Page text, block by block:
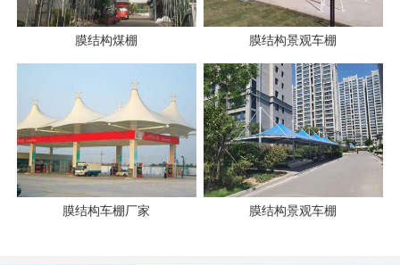
膜结构煤棚 膜结构景观车棚
膜结构车棚厂家 膜结构景观车棚